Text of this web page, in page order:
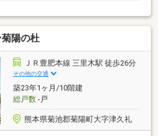
陽の杜
ＪＲ豊肥本線 三里木駅 徒歩26分
その他の交通
築23年1ヶ月/10階建
総戸数-戸
熊本県菊池郡菊陽町大字津久礼